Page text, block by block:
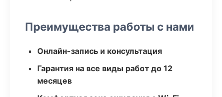
Преимущества работы с нами
Онлайн-запись и консультация
Гарантия на все виды работ до 12
месяцев